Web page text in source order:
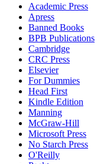
Academic Press
Apress
Banned Books
BPB Publications
Cambridge
CRC Press
Elsevier
For Dummies
Head First
Kindle Edition
Manning
McGraw-Hill
Microsoft Press
No Starch Press
O'Reilly